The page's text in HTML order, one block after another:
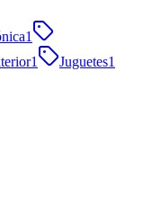
1
1 Juguetes1